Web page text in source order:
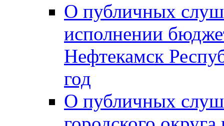
О публичных
исполнении
Нефтекамск
год
О публичных